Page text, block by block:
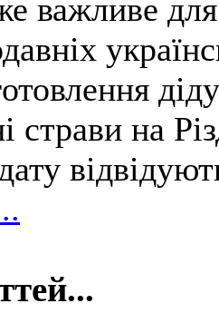
важливе
страви на